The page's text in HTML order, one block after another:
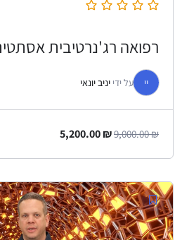
רפואה רג'נרטיבית
יי על ידי יניב יונאי
9,000.00₪
5,200.00₪